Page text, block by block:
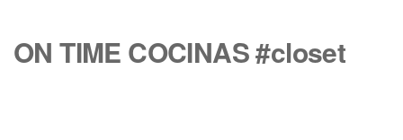
ON TIME COCINAS #closet